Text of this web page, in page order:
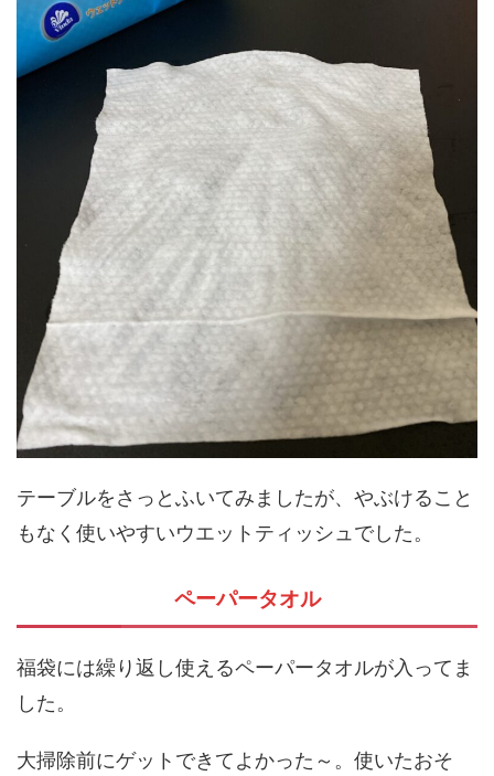
テーブルをさっとふいてみましたが、やぶけること
もなく使いやすいウエットティッシュでした。
ペーパータオル
福袋には繰り返し使えるペーパータオルが入ってま
した。
大掃除前にゲットできてよかった～。使いたおそ